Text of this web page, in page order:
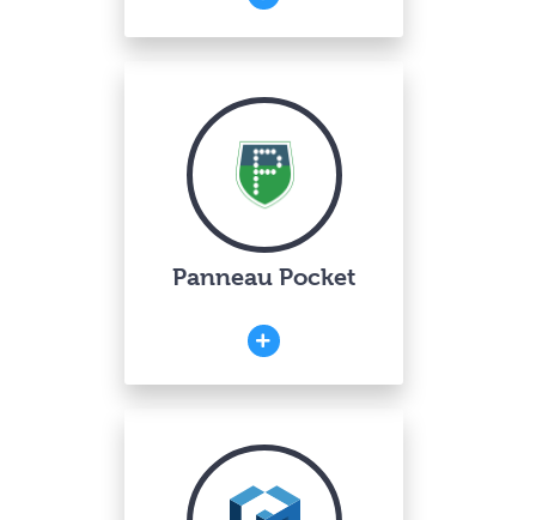
Panneau Pocket